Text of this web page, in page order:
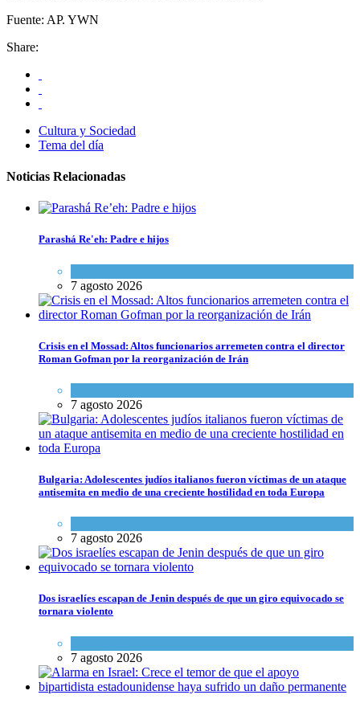
Fuente: AP. YWN
Share:
Cultura y Sociedad
Tema del día
Noticias Relacionadas
Parashá Re'eh: Padre e hijos
7 agosto 2026
Crisis en el Mossad: Altos funcionarios arremeten contra el director
Roman Gofman por la reorganización de Irán
7 agosto 2026
Bulgaria: Adolescentes judíos italianos fueron víctimas de un ataque
antisemita en medio de una creciente hostilidad en toda Europa
7 agosto 2026
Dos israelíes escapan de Jenin después de que un giro equivocado se
tornara violento
7 agosto 2026